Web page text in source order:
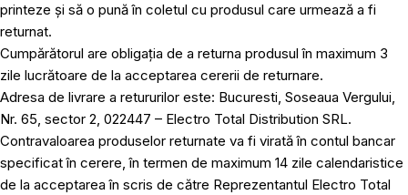
printeze și să o pună în coletul cu produsul care urmează a fi
returnat.
Cumpărătorul are obligația de a returna produsul în maximum 3
zile lucrătoare de la acceptarea cererii de returnare.
Adresa de livrare a retururilor este: Bucuresti, Soseaua Vergului,
Nr. 65, sector 2, 022447 – Electro Total Distribution SRL.
Contravaloarea produselor returnate va fi virată în contul bancar
specificat în cerere, în termen de maximum 14 zile calendaristice
de la acceptarea în scris de către Reprezentantul Electro Total